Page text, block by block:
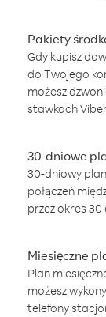
Pakiety
Gdy kupisz
do Twojego
możesz
stawkach
30-dniowe
30-dniowy
połączeń
przez okres
Miesięczne
Plan
możesz
telefony